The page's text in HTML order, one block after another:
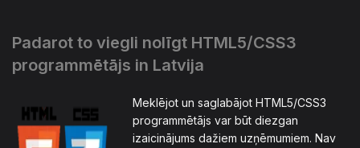
Padarot to viegli nolīgt HTML5/CSS3
programmētājs in Latvija
Meklējot un saglabājot HTML5/CSS3
programmētājs var būt diezgan
izaicinājums dažiem uzņēmumiem. Nav